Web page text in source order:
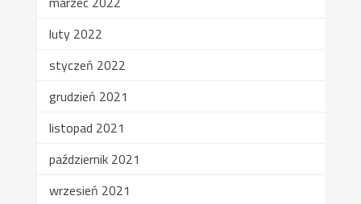
luty 2022
styczeń 2022
grudzień 2021
listopad 2021
październik 2021
wrzesień 2021